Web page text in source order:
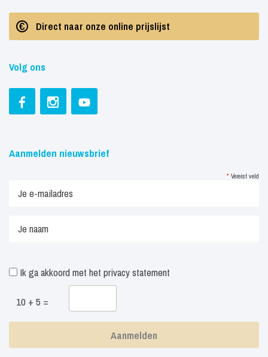
Direct naar onze online prijslijst
Volg ons
Aanmelden nieuwsbrief
* Vereist veld
Ik ga akkoord met het privacy statement
10 + 5 =